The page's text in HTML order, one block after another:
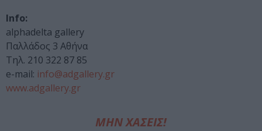
Info:
alphadelta gallery
Παλλάδος 3 Αθήνα
Τηλ. 210 322 87 85
e-mail: info@adgallery.gr
www.adgallery.gr
ΜΗΝ ΧΑΣΕΙΣ!